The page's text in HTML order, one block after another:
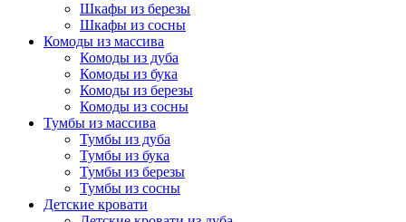
Шкафы из березы
Шкафы из сосны
Комоды из массива
Комоды из дуба
Комоды из бука
Комоды из березы
Комоды из сосны
Тумбы из массива
Тумбы из дуба
Тумбы из бука
Тумбы из березы
Тумбы из сосны
Детские кровати